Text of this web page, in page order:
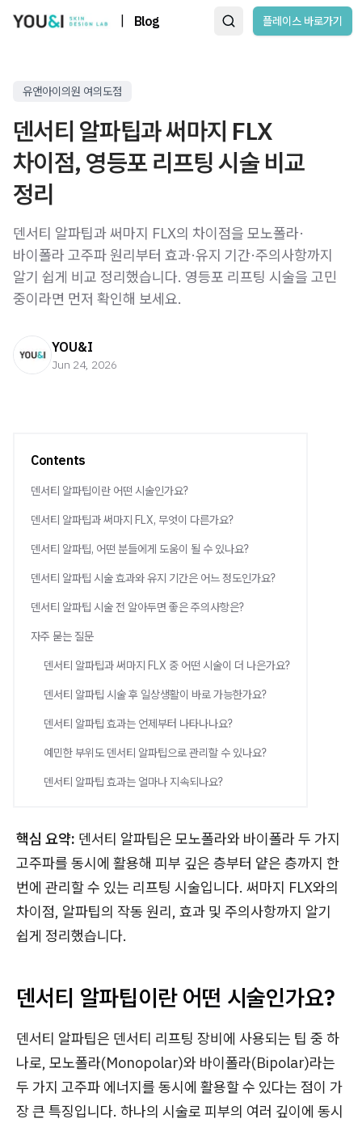
Blog 플레이스 바로가기
유앤아이의원 여의도점
덴서티 알파팁과 써마지 FLX
차이점, 영등포 리프팅 시술 비교
정리
덴서티 알파팁과 써마지 FLX의 차이점을 모노폴라·
바이폴라 고주파 원리부터 효과·유지 기간·주의사항까지
알기 쉽게 비교 정리했습니다. 영등포 리프팅 시술을 고민
중이라면 먼저 확인해 보세요.
YOU&I
Jun 24, 2026
Contents
덴서티 알파팁이란 어떤 시술인가요?
덴서티 알파팁과 써마지 FLX, 무엇이 다른가요?
덴서티 알파팁, 어떤 분들에게 도움이 될 수 있나요?
덴서티 알파팁 시술 효과와 유지 기간은 어느 정도인가요?
덴서티 알파팁 시술 전 알아두면 좋은 주의사항은?
자주 묻는 질문
덴서티 알파팁과 써마지 FLX 중 어떤 시술이 더 나은가요?
덴서티 알파팁 시술 후 일상생활이 바로 가능한가요?
덴서티 알파팁 효과는 언제부터 나타나나요?
예민한 부위도 덴서티 알파팁으로 관리할 수 있나요?
덴서티 알파팁 효과는 얼마나 지속되나요?
핵심 요약: 덴서티 알파팁은 모노폴라와 바이폴라 두 가지
고주파를 동시에 활용해 피부 깊은 층부터 얕은 층까지 한
번에 관리할 수 있는 리프팅 시술입니다. 써마지 FLX와의
차이점, 알파팁의 작동 원리, 효과 및 주의사항까지 알기
쉽게 정리했습니다.
덴서티 알파팁이란 어떤 시술인가요?
덴서티 알파팁은 덴서티 리프팅 장비에 사용되는 팁 중 하
나로, 모노폴라(Monopolar)와 바이폴라(Bipolar)라는
두 가지 고주파 에너지를 동시에 활용할 수 있다는 점이 가
장 큰 특징입니다. 하나의 시술로 피부의 여러 깊이에 동시